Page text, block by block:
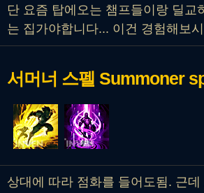
단 요즘 탑에오는 챔프들이랑 딜교
는 집가야합니다... 이건 경험해보
서머너 스펠 Summoner
상대에 따라 점화를 들어도됨. 근